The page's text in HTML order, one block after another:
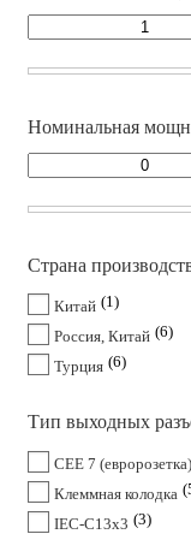
Номинальная
Страна
Китай 1
Россия, Китай 6
Турция 6
Тип выходных
CEE 7 (евророзетка)
Клеммная колодка
IEC-C13x3 3